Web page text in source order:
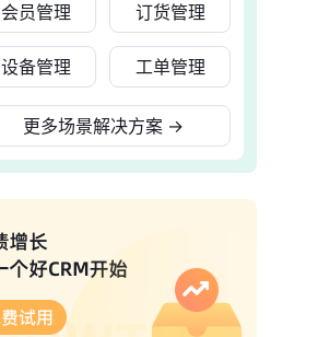
会员管理 订货管理
设备管理 工单管理
更多场景解决方案 →